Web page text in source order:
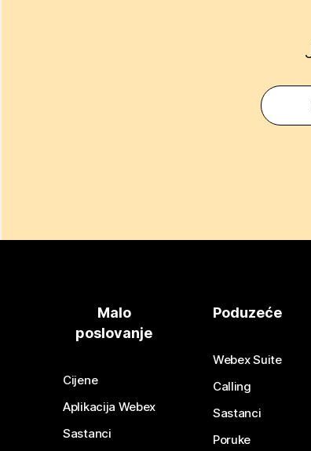
Malo
poslovanje
Cijene
Aplikacija Webex
Sastanci
Poduzeće
Webex Suite
Calling
Sastanci
Poruke